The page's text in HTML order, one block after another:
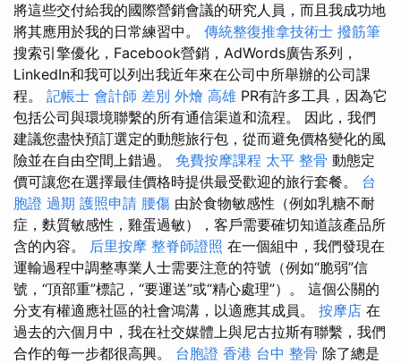
將這些交付給我的國際營銷會議的研究人員，而且我成功地
將其應用於我的日常練習中。 傳統整復推拿技術士 撥筋筆
搜索引擎優化，Facebook營銷，AdWords廣告系列，
LinkedIn和我可以列出我近年來在公司中所舉辦的公司課
程。 記帳士 會計師 差別 外燴 高雄 PR有許多工具，因為它
包括公司與環境聯繫的所有通信渠道和流程。 因此，我們
建議您盡快預訂選定的動態旅行包，從而避免價格變化的風
險並在自由空間上錯過。 免費按摩課程 太平 整骨 動態定
價可讓您在選擇最佳價格時提供最受歡迎的旅行套餐。 台
胞證 過期 護照申請 腰傷 由於食物敏感性（例如乳糖不耐
症，麩質敏感性，雞蛋過敏），客戶需要確切知道該產品所
含的內容。 后里按摩 整脊師證照 在一個組中，我們發現在
運輸過程中調整專業人士需要注意的符號（例如“脆弱”信
號，“頂部重”標記，“要運送”或“精心處理”）。 這個公關的
分支有權適應社區的社會鴻溝，以適應其成員。 按摩店 在
過去的六個月中，我在社交媒體上與尼古拉斯有聯繫，我們
合作的每一步都很高興。 台胞證 香港 台中 整骨 除了總是